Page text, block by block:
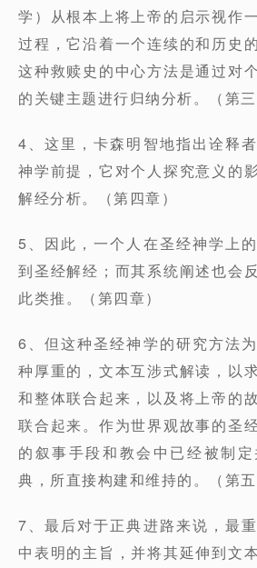
学）从根本上将上帝的启示视作
过程，它沿着一个连续的和历史
这种救赎史的中心方法是通过对
的关键主题进行归纳分析。（第三
4、这里，卡森明智地指出诠释
神学前提，它对个人探究意义的
解经分析。（第四章）
5、因此，一个人在圣经神学上
到圣经解经；而其系统阐述也会
此类推。（第四章）
6、但这种圣经神学的研究方法
种厚重的，文本互涉式解读，以
和整体联合起来，以及将上帝的
联合起来。作为世界观故事的圣
的叙事手段和教会中已经被制
典，所直接构建和维持的。（第五
7、最后对于正典进路来说，最
中表明的主旨，并将其延伸到文